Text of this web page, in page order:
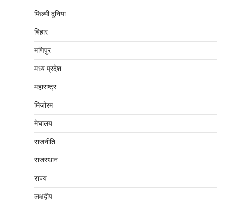
फिल्मी दुनिया
बिहार
मणिपुर
मध्‍य प्रदेश
महाराष्‍ट्र
मिज़ोरम
मेघालय
राजनीति
राजस्थान
राज्य
लक्षद्वीप